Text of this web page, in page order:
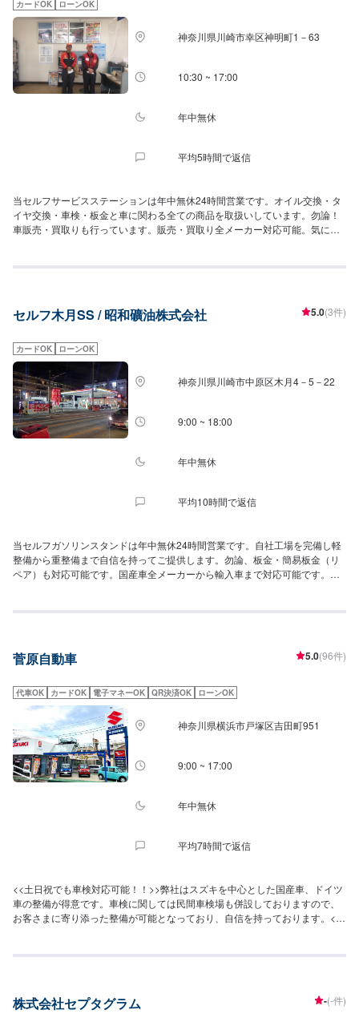
カードOK ローンOK
神奈川県川崎市幸区神明町1－63
10:30 ~ 17:00
年中無休
平均5時間で返信
当セルフサービスステーションは年中無休24時間営業です。オイル交換・タ
イヤ交換・車検・板金と車に関わる全ての商品を取扱いしています。勿論！
車販売・買取りも行っています。販売・買取り全メーカー対応可能。気にな
セルフ木月SS / 昭和礦油株式会社 5.0(3件)
カードOK ローンOK
神奈川県川崎市中原区木月4－5－22
9:00 ~ 18:00
年中無休
平均10時間で返信
当セルフガソリンスタンドは年中無休24時間営業です。自社工場を完備し軽
整備から重整備まで自信を持ってご提供します。勿論、板金・簡易板金（リ
ペア）も対応可能です。国産車全メーカーから輸入車まで対応可能です。お
菅原自動車 5.0(96件)
代車OK カードOK 電子マネーOK QR決済OK ローンOK
神奈川県横浜市戸塚区吉田町951
9:00 ~ 17:00
年中無休
平均7時間で返信
<<土日祝でも車検対応可能！！>>弊社はスズキを中心とした国産車、ドイツ
車の整備が得意です。車検に関しては民間車検場も併設しておりますので、
お客さまに寄り添った整備が可能となっており、自信を持っております。<<
を併設>>弊社は自社内で車検が完結する検査ラインを保有しております。車
します。<<経験豊富な資格保持者が多数在籍>>自動車検査員が5名、二級整
株式会社セプタグラム -(-件)